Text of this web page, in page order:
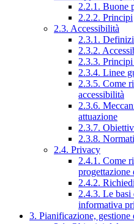
2.2.1. Buone
2.2.2. Principi
2.3. Accessibilità
2.3.1.
2.3.2.
2.3.3. Principi
2.3.4. Linee
2.3.5. Come
accessibilità
2.3.6.
attuazione
2.3.7.
2.3.8.
2.4. Privacy
2.4.1. Come
2.4.2.
2.4.3. Le basi
informativa
3. Pianificazione, gestione